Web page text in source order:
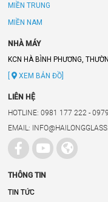
MIỀN TRUNG
MIỀN NAM
NHÀ MÁY
KCN HÀ BÌNH PHƯƠNG,
[
XEM BẢN ĐỒ]
LIÊN HỆ
HOTLINE: 0981 177 222 -
EMAIL:
THÔNG TIN
TIN TỨC